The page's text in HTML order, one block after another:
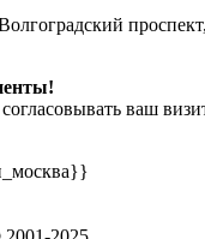
ваш